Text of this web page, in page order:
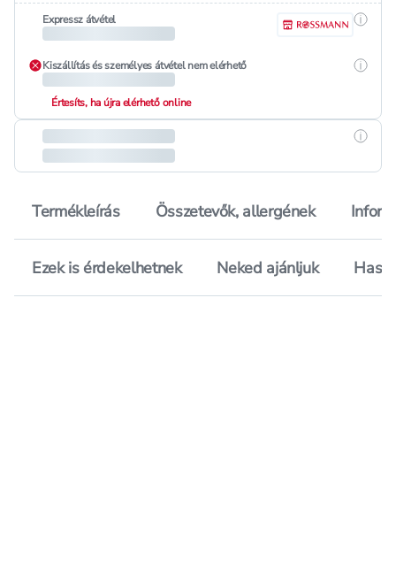
Expressz átvétel
Kiszállítás és személyes átvétel nem elérhető
Értesíts, ha újra elérhető online
Termékleírás Összetevők, allergének
Ezek is érdekelhetnek Neked ajánljuk